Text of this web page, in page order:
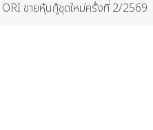
ORI ขายหุ้นกู้ชุดใหม่ครั้งที่ 2/2569